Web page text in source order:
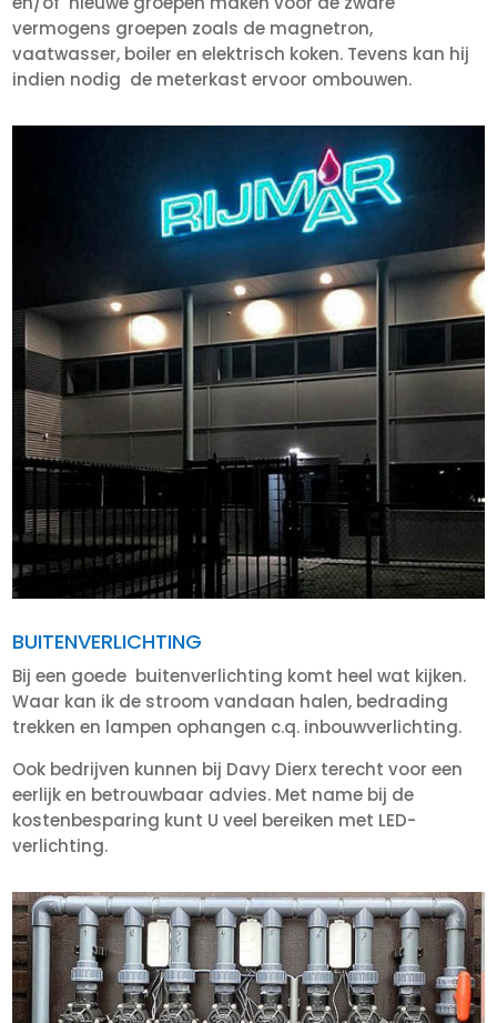
vermogens groepen zoals de magnetron,
vaatwasser, boiler en elektrisch koken. Tevens kan hij
indien nodig de meterkast ervoor ombouwen.
BUITENVERLICHTING
Bij een goede buitenverlichting komt heel wat kijken.
Waar kan ik de stroom vandaan halen, bedrading
trekken en lampen ophangen c.q. inbouwverlichting.
Ook bedrijven kunnen bij Davy Dierx terecht voor een
eerlijk en betrouwbaar advies. Met name bij de
kostenbesparing kunt U veel bereiken met LED-
verlichting.